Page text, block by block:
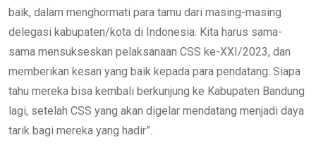
baik, dalam menghormati para tamu dari masing-masing
delegasi kabupaten/kota di Indonesia. Kita harus sama-
sama mensukseskan pelaksanaan CSS ke-XXI/2023, dan
memberikan kesan yang baik kepada para pendatang. Siapa
tahu mereka bisa kembali berkunjung ke Kabupaten Bandung
lagi, setelah CSS yang akan digelar mendatang menjadi daya
tarik bagi mereka yang hadir”.